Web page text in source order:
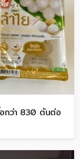
อกว่า 830 ตันต่อ